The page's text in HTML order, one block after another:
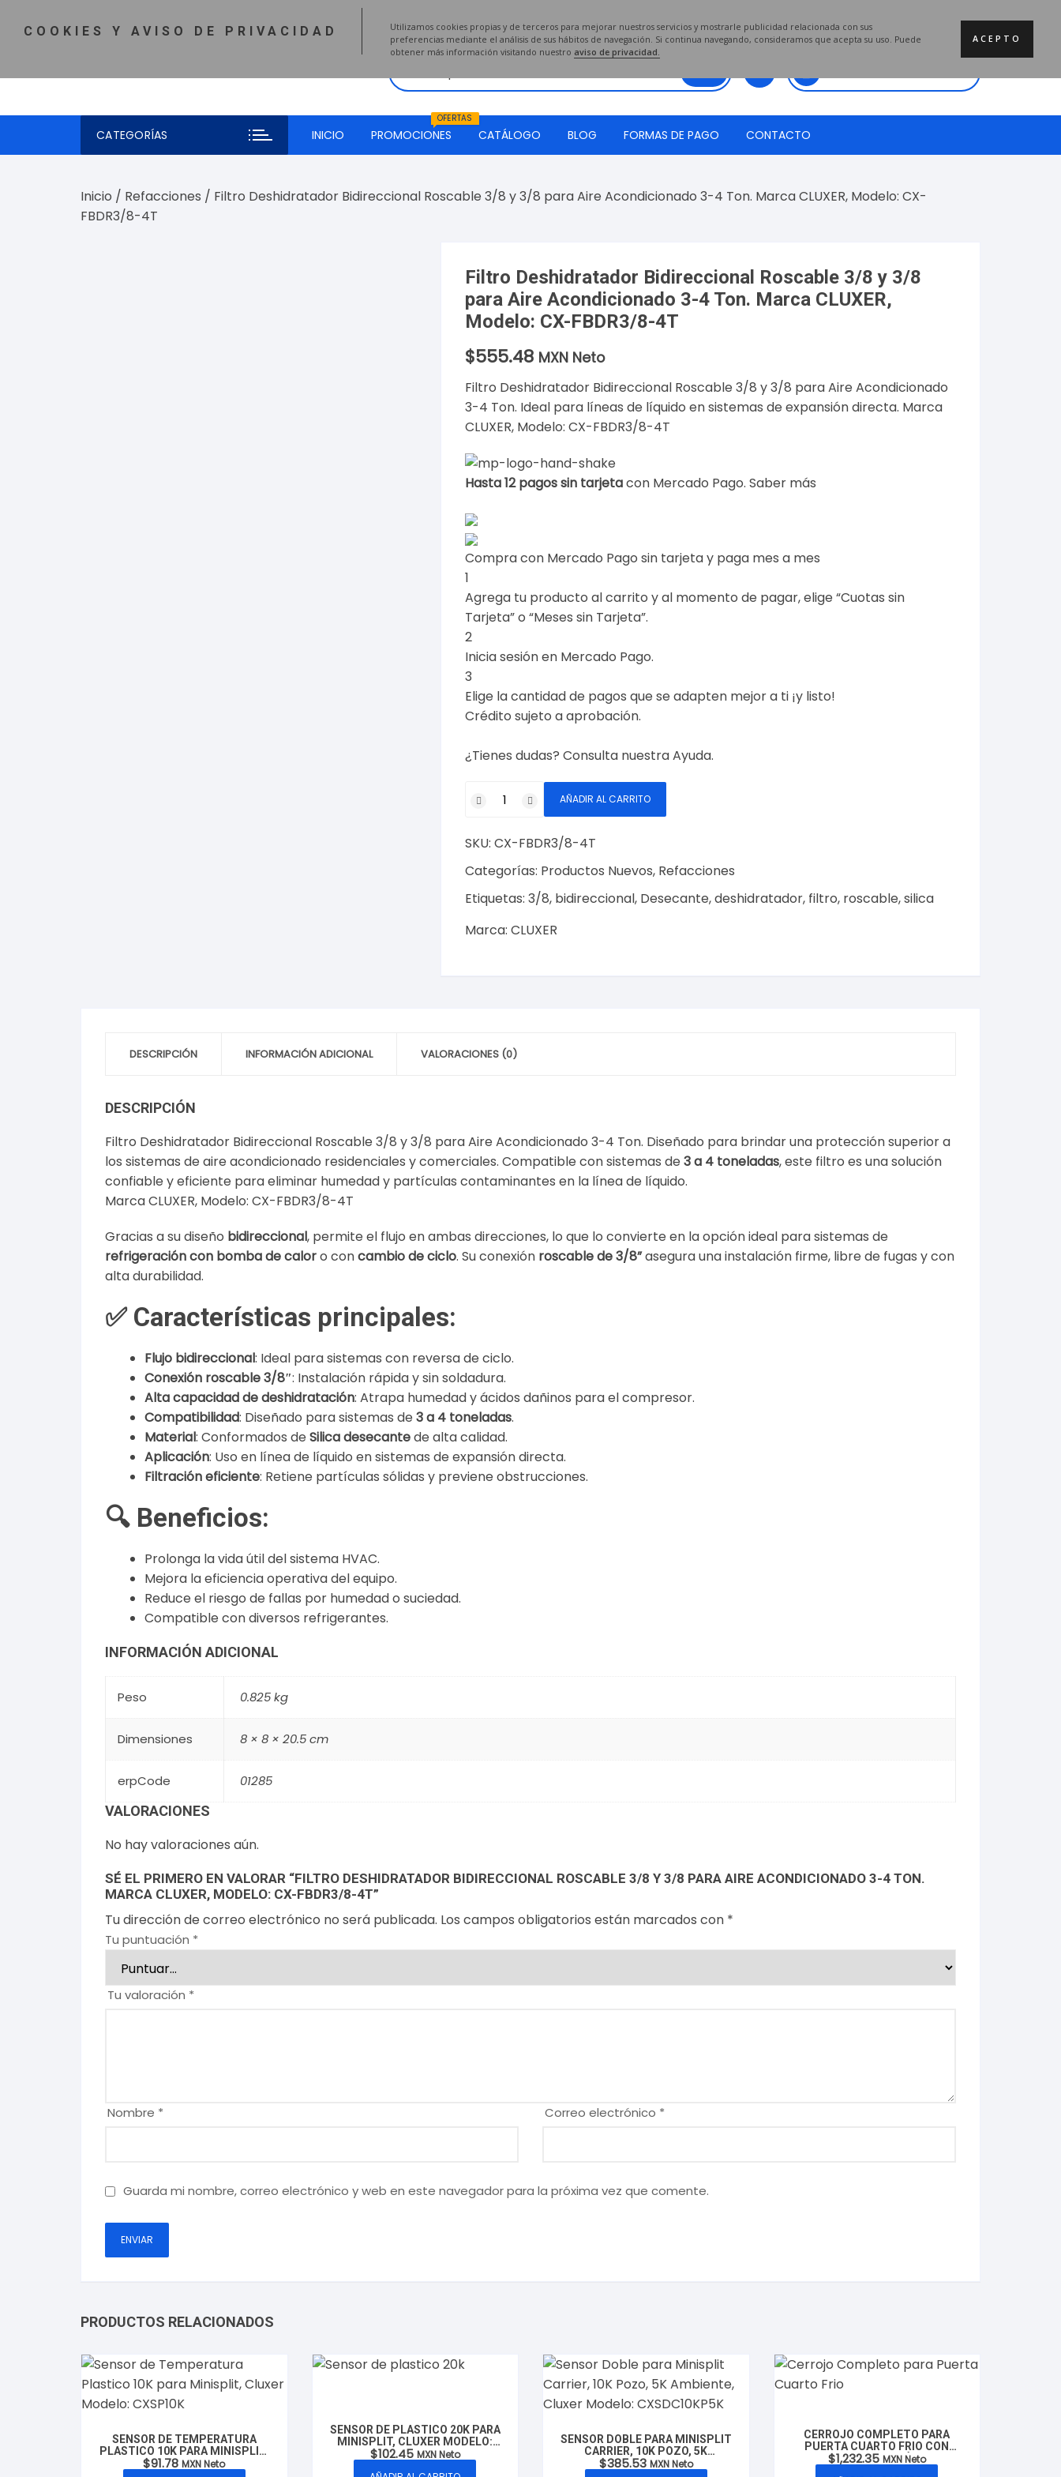
COOKIES Y AVISO DE PRIVACIDAD
Utilizamos cookies propias y de terceros para mejorar nuestros servicios y mostrarle publicidad relacionada con sus
preferencias mediante el análisis de sus hábitos de navegación. Si continua navegando, consideramos que acepta su uso. Puede
obtener más información visitando nuestro aviso de privacidad.
ACEPTO
CATEGORÍAS INICIO PROMOCIONES
OFERTAS
CATÁLOGO BLOG FORMAS DE PAGO CONTACTO
Inicio / Refacciones / Filtro Deshidratador Bidireccional Roscable 3/8 y 3/8 para Aire Acondicionado 3-4 Ton. Marca CLUXER, Modelo: CX-
FBDR3/8-4T
Filtro Deshidratador Bidireccional Roscable 3/8 y 3/8
para Aire Acondicionado 3-4 Ton. Marca CLUXER,
Modelo: CX-FBDR3/8-4T
$555.48 MXN Neto
Filtro Deshidratador Bidireccional Roscable 3/8 y 3/8 para Aire Acondicionado
3-4 Ton. Ideal para líneas de líquido en sistemas de expansión directa. Marca
CLUXER, Modelo: CX-FBDR3/8-4T
Hasta 12 pagos sin tarjetacon Mercado Pago. Saber más
Compra con Mercado Pago sin tarjeta y paga mes a mes
1
Agrega tu producto al carrito y al momento de pagar, elige “Cuotas sin
Tarjeta” o “Meses sin Tarjeta”.
2
Inicia sesión en Mercado Pago.
3
Elige la cantidad de pagos que se adapten mejor a ti ¡y listo!
Crédito sujeto a aprobación.
¿Tienes dudas? Consulta nuestraAyuda.
Deshidratador
Roscable
3/8
3/8
para
CLUXER,
cantidad
AÑADIR AL CARRITO
SKU: CX-FBDR3/8-4T
Categorías: Productos Nuevos, Refacciones
Etiquetas: 3/8, bidireccional, Desecante,deshidratador, filtro, roscable,silica
Marca: CLUXER
DESCRIPCIÓN INFORMACIÓN ADICIONAL VALORACIONES (0)
DESCRIPCIÓN
Filtro Deshidratador Bidireccional Roscable 3/8 y 3/8 para Aire Acondicionado 3-4 Ton. Diseñado para brindar una protección superior a
los sistemas de aire acondicionado residenciales y comerciales. Compatible con sistemas de 3 a 4 toneladas, este filtro es una solución
confiable y eficiente para eliminar humedad y partículas contaminantes en la línea de líquido.
Marca CLUXER, Modelo: CX-FBDR3/8-4T
Gracias a su diseño bidireccional, permite el flujo en ambas direcciones, lo que lo convierte en la opción ideal para sistemas de
refrigeración con bomba de caloro concambio de ciclo. Su conexión roscable de 3/8”asegura una instalación firme, libre de fugas y con
alta durabilidad.
✅ Características principales:
Flujo bidireccional: Ideal para sistemas con reversa de ciclo.
Conexión roscable 3/8″: Instalación rápida y sin soldadura.
Alta capacidad de deshidratación: Atrapa humedad y ácidos dañinos para el compresor.
Compatibilidad: Diseñado para sistemas de 3 a 4 toneladas.
Material: Conformados de Silica desecantede alta calidad.
Aplicación: Uso en línea de líquido en sistemas de expansión directa.
Filtración eficiente: Retiene partículas sólidas y previene obstrucciones.
🔍 Beneficios:
Prolonga la vida útil del sistema HVAC.
Mejora la eficiencia operativa del equipo.
Reduce el riesgo de fallas por humedad o suciedad.
Compatible con diversos refrigerantes.
INFORMACIÓN ADICIONAL
Peso 0.825 kg
Dimensiones 8 × 8 × 20.5 cm
erpCode
01285
VALORACIONES
No hay valoraciones aún.
SÉ EL PRIMERO EN VALORAR “FILTRO DESHIDRATADOR BIDIRECCIONAL ROSCABLE 3/8 Y 3/8 PARA AIRE ACONDICIONADO 3-4 TON.
MARCA CLUXER, MODELO: CX-FBDR3/8-4T”
Tu dirección de correo electrónico no será publicada. Los campos obligatorios están marcados con *
Tu puntuación *
Tu valoración *
Nombre * Correo electrónico *
Guarda mi nombre, correo electrónico y web en este navegador para la próxima vez que comente.
PRODUCTOS RELACIONADOS
SENSOR DE TEMPERATURA
PLASTICO 10K PARA MINISPLIT,
CLUXER MODELO: CXSP10K
$91.78 MXN Neto
SENSOR DE PLASTICO 20K PARA
MINISPLIT, CLUXER MODELO:
CXSP20K
$102.45 MXN Neto
SENSOR DOBLE PARA MINISPLIT
CARRIER, 10K POZO, 5K
AMBIENTE, CLUXER MODELO:
$385.53 MXN Neto
CERROJO COMPLETO PARA
PUERTA CUARTO FRIO CON
PICAPORTE METÁLICO,
MODELO: CX1178 MARCA
$1,232.35 MXN Neto